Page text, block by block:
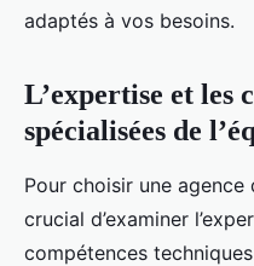
adaptés à vos besoins.
L’expertise et les
spécialisées de
Pour choisir une
crucial d’examiner
compétences